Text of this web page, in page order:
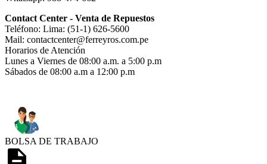
Contact Center - Venta de Repuestos
Teléfono: Lima: (51-1) 626-5600
Mail: contactcenter@ferreyros.com.pe
Horarios de Atención
Lunes a Viernes de 08:00 a.m. a 5:00 p.m
Sábados de 08:00 a.m a 12:00 p.m
BOLSA DE TRABAJO